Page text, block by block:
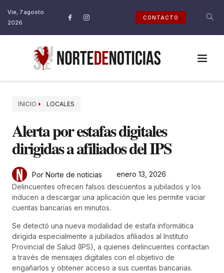
Vie, 7 agosto
2026
CONTACTO
INICIO LOCALES
Alerta por estafas digitales
dirigidas a afiliados del IPS
Por Norte de noticias
enero 13, 2026
Delincuentes ofrecen falsos descuentos a jubilados y los
inducen a descargar una aplicación que les permite vaciar
cuentas bancarias en minutos.
Se detectó una nueva modalidad de estafa informática
dirigida especialmente a jubilados afiliados al Instituto
Provincial de Salud (IPS), a quienes delincuentes contactan
a través de mensajes digitales con el objetivo de
engañarlos y obtener acceso a sus cuentas bancarias.